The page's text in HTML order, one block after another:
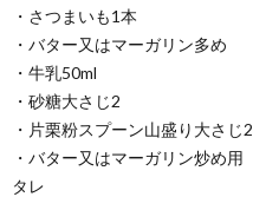
・さつまいも1本
・バター又はマーガリン多め
・牛乳50ml
・砂糖大さじ2
・片栗粉スプーン山盛り大さじ2
・バター又はマーガリン炒め用
タレ